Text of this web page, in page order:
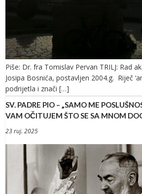
Piše: Dr. fra Tomislav Pervan TRILJ: Rad
Josipa Bosnića, postavljen 2004.g. Riječ
podrijetla i znači […]
SV. PADRE PIO – „SAMO ME
VAM OČITUJEM ŠTO SE SA MNOM
23 ruj. 2025